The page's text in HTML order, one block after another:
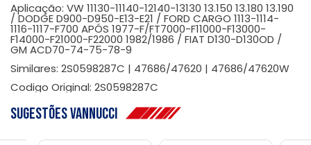
Aplicação: VW 11130-11140-12140-13130 13.150 13.180 13.190
/ DODGE D900-D950-E13-E21 / FORD CARGO 1113-1114-
1116-1117-F700 APÓS 1977-F/FT7000-F11000-F13000-
F14000-F21000-F22000 1982/1986 / FIAT D130-D130OD /
GM ACD70-74-75-78-9
Similares: 2S0598287C | 47686/47620 | 47686/47620W
Codigo Original: 2S0598287C
Sugestões Vannucci